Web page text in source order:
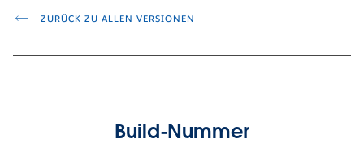
ZURÜCK ZU ALLEN VERSIONEN
Build-Nummer